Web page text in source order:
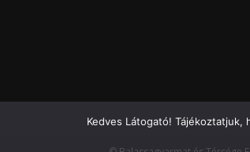
Kedves Látogató!